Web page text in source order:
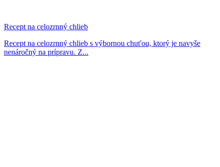
Recept na celozrnný chlieb
Recept na celozrnný chlieb s výbornou chuťou, ktorý je navyše
nenáročný na prípravu. Z...